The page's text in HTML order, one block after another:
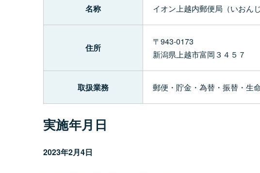
名称 イオン上越内郵便局（いおん
住所
〒943-0173
新潟県上越市富岡３４５７
取扱業務 郵便・貯金・為替・振替・生
実施年月日
2023年2月4日